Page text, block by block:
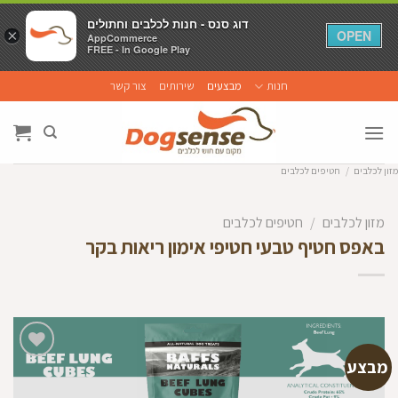
to
content
חנות מבצעים שירותים צור קשר
מזון לכלבים / חטיפים לכלבים
מזון לכלבים / חטיפים לכלבים
באפס חטיף טבעי חטיפי אימון ריאות בקר
מבצע
×
דוג סנס - חנות לכלבים וחתולים
AppCommerce
FREE - In Google Play
OPEN
×
דוג סנס - חנות לכלבים וחתולים
AppCommerce
FREE - In Google Play
OPEN